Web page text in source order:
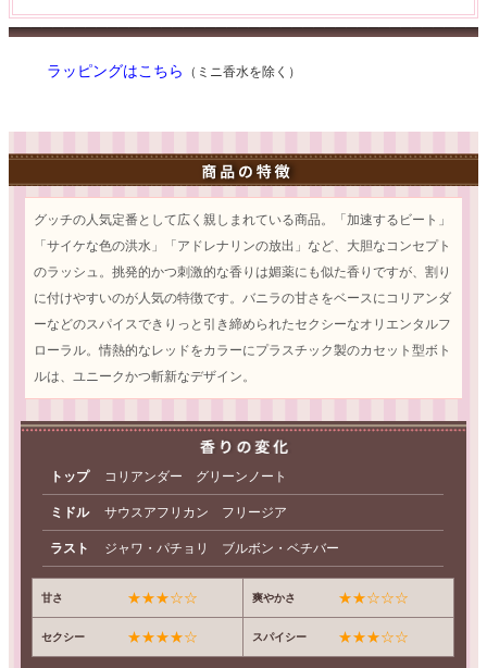
ラッピングはこちら （ミニ香水を除く）
グッチの人気定番として広く親しまれている商品。「加速するビート」
「サイケな色の洪水」「アドレナリンの放出」など、大胆なコンセプト
のラッシュ。挑発的かつ刺激的な香りは媚薬にも似た香りですが、割り
に付けやすいのが人気の特徴です。バニラの甘さをベースにコリアンダ
ーなどのスパイスできりっと引き締められたセクシーなオリエンタルフ
ローラル。情熱的なレッドをカラーにプラスチック製のカセット型ボト
ルは、ユニークかつ斬新なデザイン。
トップ コリアンダー グリーンノート
ミドル サウスアフリカン フリージア
ラスト ジャワ・パチョリ ブルボン・ベチバー
甘さ ★★★☆☆ 爽やかさ ★★☆☆☆
セクシー ★★★★☆ スパイシー ★★★☆☆